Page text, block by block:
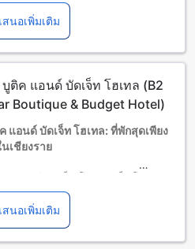
ะจำตัวประชาชนสำหรับผู้เข้าพัก
รับผู้เข้าพักชาวต่างชาติ) เมื่อ
เภทห้องที่เลือก กรุณาตรวจสอบ
ากกว่า 5 ห้องขึ้นไป อาจมีการใช้
เพิ่มเติม
สนอเพิ่มเติม
ติค แอนด์ บัดเจ็ท โฮเทล (B2
Boutique & Budget Hotel)
แอนด์ บัดเจ็ท โฮเทล: ที่พักสุดเพียง
เชียงราย
ชียงราย ไทย โรงแรมนี้เป็นที่พักที่
กาศเมืองร้อนเมืองหนาวของ
45 ห้อง ที่พักสะดวกสบายและ
สนอเพิ่มเติม